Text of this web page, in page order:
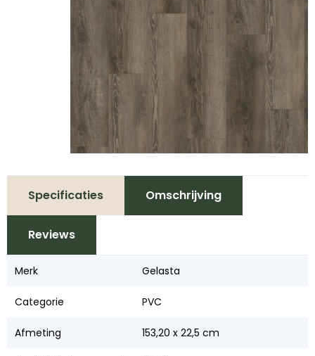
Specificaties Omschrijving
Reviews
Merk Gelasta
Categorie PVC
Afmeting 153,20 x 22,5 cm